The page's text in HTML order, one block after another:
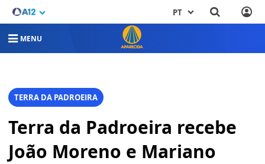
PT
MENU
TERRA DA PADROEIRA
Terra da Padroeira recebe
João Moreno e Mariano